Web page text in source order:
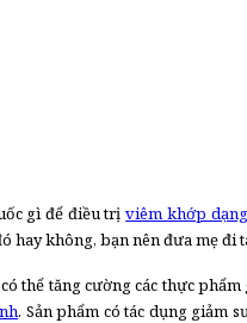
gì để điều trịviêm khớp
không, bạn nên đưa mẹ đi
tăng cường các thực
. Sản phẩm có tác dụng giảm